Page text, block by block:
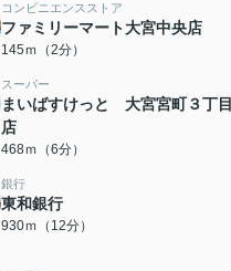
コンビニエンスストア
ファミリーマート大宮中央店
145ｍ（2分）
スーパー
まいばすけっと 大宮宮町３丁目
店
468ｍ（6分）
銀行
東和銀行
930ｍ（12分）